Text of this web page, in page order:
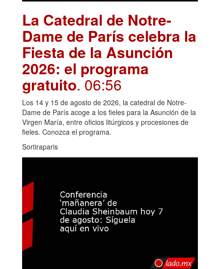
La Catedral de Notre-
Dame de París celebra la
Fiesta de la Asunción
2026: el programa
gratuito. 06:56
Los 14 y 15 de agosto de 2026, la catedral de Notre-
Dame de París acoge a los fieles para la Asunción de la
Virgen María, entre oficios litúrgicos y procesiones de
fieles. Conozca el programa.
Sortiraparis